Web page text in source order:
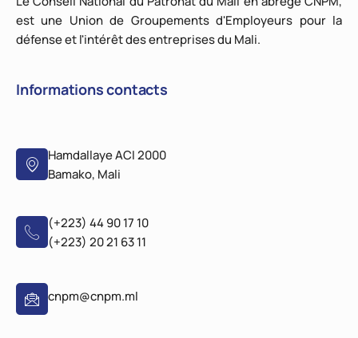
est une Union de Groupements d'Employeurs pour la
défense et l'intérêt des entreprises du Mali.
Informations contacts
Hamdallaye ACI 2000
Bamako, Mali
(+223) 44 90 17 10
(+223) 20 21 63 11
cnpm@cnpm.ml